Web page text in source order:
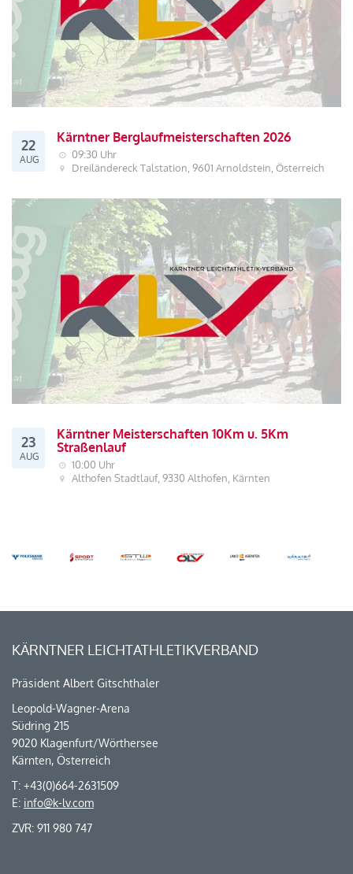
22
AUG
Kärntner Berglaufmeisterschaften 2026
09:30 Uhr
Dreiländereck Talstation, 9601 Arnoldstein, Österreich
23
AUG
Kärntner Meisterschaften 10Km u. 5Km
Straßenlauf
10:00 Uhr
Althofen Stadtlauf, 9330 Althofen, Kärnten
KÄRNTNER LEICHTATHLETIKVERBAND
Präsident Albert Gitschthaler
Leopold-Wagner-Arena
Südring 215
9020 Klagenfurt/Wörthersee
Kärnten, Österreich
T: +43(0)664-2631509
E: info@k-lv.com
ZVR: 911 980 747